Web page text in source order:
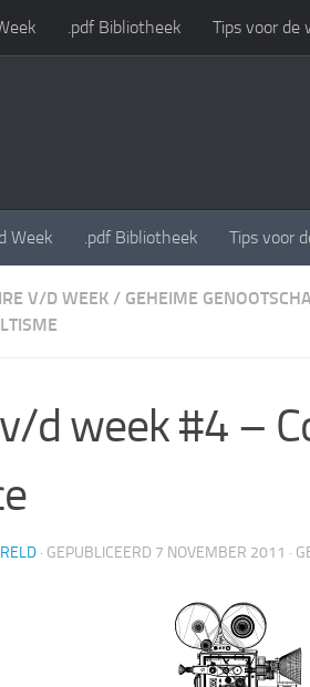
.pdf Bibliotheek Tips voor de
Week .pdf Bibliotheek Tips voor
V/D WEEK / GEHEIME
d week #4 –
· GEPUBLICEERD 7 NOVEMBER 2011 ·